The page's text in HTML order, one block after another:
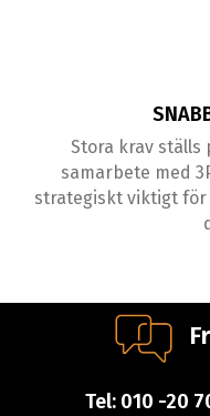
Stora krav ställs
samarbete med
strategiskt viktigt
Tel: 010 -20